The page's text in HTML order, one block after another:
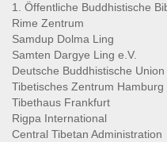
1. Öffentliche Buddhistische
Rime Zentrum
Samdup Dolma Ling
Samten Dargye Ling e.V.
Deutsche Buddhistische Union
Tibetisches Zentrum Hamburg
Tibethaus Frankfurt
Rigpa International
Central Tibetan Administration